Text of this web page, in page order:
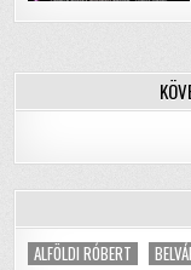
ALFÖLDI RÓBERT